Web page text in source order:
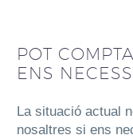
POT
ENS
La situació actual
nosaltres si ens